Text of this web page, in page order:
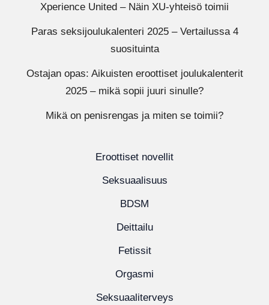
Xperience United – Näin XU-yhteisö toimii
Paras seksijoulukalenteri 2025 – Vertailussa 4
suosituinta
Ostajan opas: Aikuisten eroottiset joulukalenterit
2025 – mikä sopii juuri sinulle?
Mikä on penisrengas ja miten se toimii?
Eroottiset novellit
Seksuaalisuus
BDSM
Deittailu
Fetissit
Orgasmi
Seksuaaliterveys